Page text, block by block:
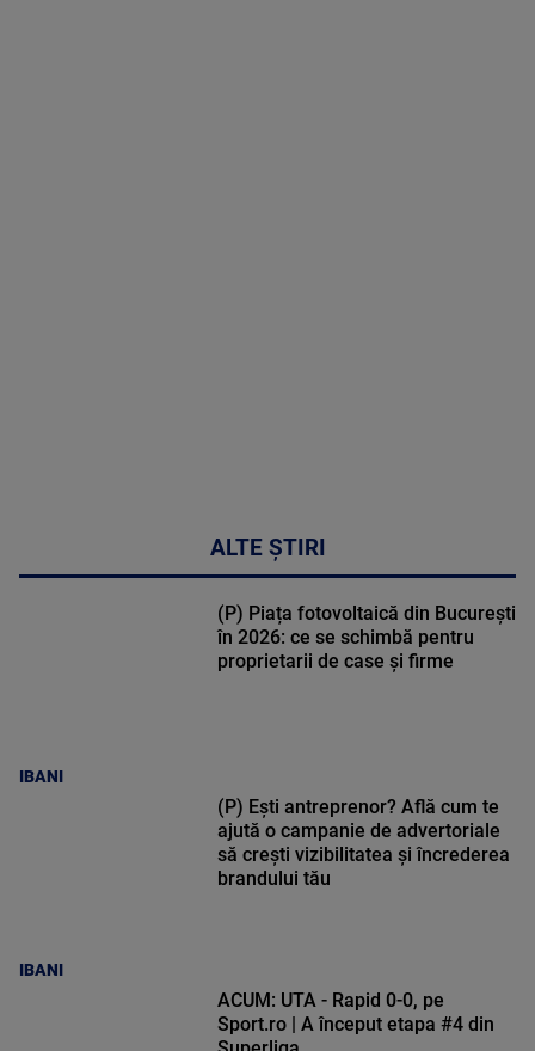
ALTE ȘTIRI
IBANI
(P) Piața fotovoltaică din București
în 2026: ce se schimbă pentru
proprietarii de case și firme
IBANI
(P) Ești antreprenor? Află cum te
ajută o campanie de advertoriale
să crești vizibilitatea și încrederea
brandului tău
ACUM: UTA - Rapid 0-0, pe
Sport.ro | A început etapa #4 din